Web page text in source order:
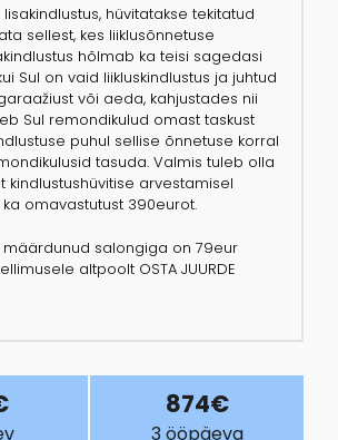
lisakindlustus, hüvitatakse tekitatud
sellest, kes liiklusõnnetuse
hõlmab ka teisi sagedasi
Sul on vaid liikluskindlustus ja juhtud
või aeda, kahjustades nii
Sul remondikulud omast taskust
puhul sellise õnnetuse korral
tasuda. Valmis tuleb olla
kindlustushüvitise arvestamisel
omavastutust 390eurot.
määrdunud salongiga on 79eur
altpoolt OSTA JUURDE
874€
3 ööpäeva